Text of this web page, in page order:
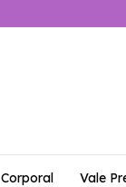
Corporal Vale